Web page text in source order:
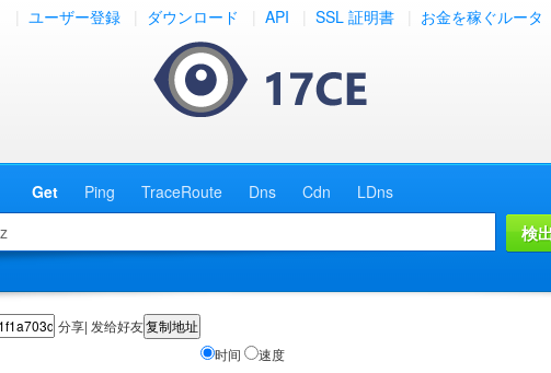
ユーザー登録 ダウンロード API SSL 証明書 お金を稼ぐルータ
Get Ping TraceRoute Dns Cdn
LDns
分享| 发给好友
时间 速度